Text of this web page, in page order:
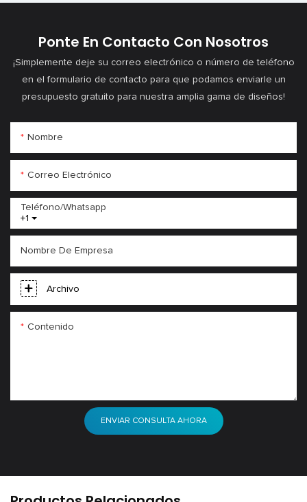
Ponte En Contacto Con Nosotros
¡Simplemente deje su correo electrónico o número de teléfono
en el formulario de contacto para que podamos enviarle un
presupuesto gratuito para nuestra amplia gama de diseños!
Nombre
Correo Electrónico
+1
Teléfono/whatsapp
Nombre De Empresa
Archivo
Contenido
ENVIAR CONSULTA AHORA